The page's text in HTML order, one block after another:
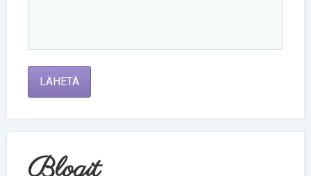
LÄHETÄ